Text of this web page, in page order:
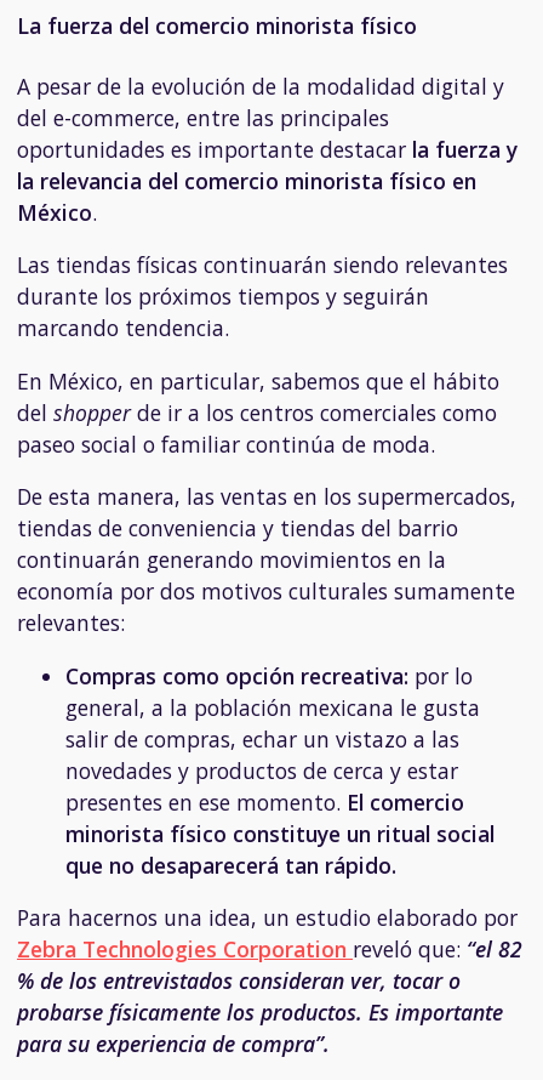
La fuerza del comercio minorista físico
A pesar de la evolución de la modalidad digital y
del e-commerce, entre las principales
oportunidades es importante destacar la fuerza y
la relevancia del comercio minorista físico en
México.
Las tiendas físicas continuarán siendo relevantes
durante los próximos tiempos y seguirán
marcando tendencia.
En México, en particular, sabemos que el hábito
del shopperde ir a los centros comerciales como
paseo social o familiar continúa de moda.
De esta manera, las ventas en los supermercados,
tiendas de conveniencia y tiendas del barrio
continuarán generando movimientos en la
economía por dos motivos culturales sumamente
relevantes:
Compras como opción recreativa: por lo
general, a la población mexicana le gusta
salir de compras, echar un vistazo a las
novedades y productos de cerca y estar
presentes en ese momento. El comercio
minorista físico constituye un ritual social
que no desaparecerá tan rápido.
Para hacernos una idea, un estudio elaborado por
Zebra Technologies Corporation reveló que: “el 82
% de los entrevistados consideran ver, tocar o
probarse físicamente los productos. Es importante
para su experiencia de compra”.